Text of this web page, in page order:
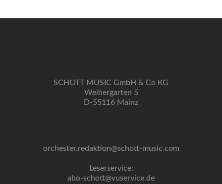
SCHOTT MUSIC GmbH & Co KG
Weihergarten 5
D-55116 Mainz
orchester.redaktion@schott-music.com
Leserservice:
abo-schott@vuservice.de